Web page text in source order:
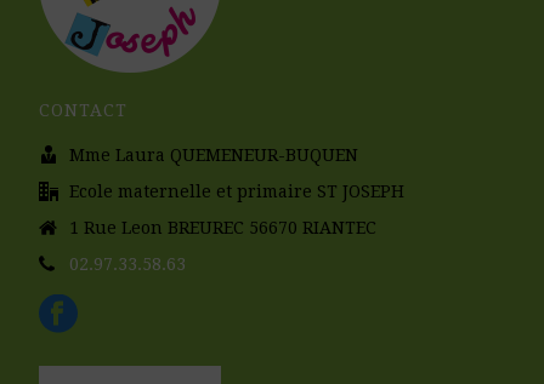
CONTACT
Mme Laura QUEMENEUR-BUQUEN
Ecole maternelle et primaire ST JOSEPH
1 Rue Leon BREUREC 56670 RIANTEC
02.97.33.58.63